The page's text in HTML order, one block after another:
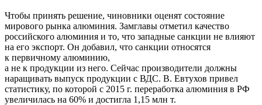
Чтобы принять решение, чиновники оценят состояние
мирового рынка алюминия. Замглавы отметил качество
российского алюминия и то, что западные санкции не влияют
на его экспорт. Он добавил, что санкции относятся
к первичному алюминию,
а не к продукции из него. Сейчас производители должны
наращивать выпуск продукции с ВДС. В. Евтухов привел
статистику, по которой с 2015 г. переработка алюминия в РФ
увеличилась на 60% и достигла 1,15 млн т.